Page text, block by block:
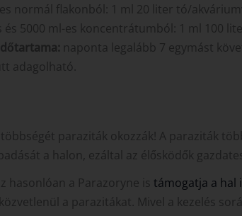
normál flakonból: 1 ml 20 liter tó/
és 5000 ml-es koncentrátumból: 1 ml 100
naponta legalább 7 egymást
adagolható.
paraziták okozzák! A paraziták
a halon, ezáltal az élősködők
hasonlóan a Parazoryne is támogatja a hal
a parazitákat. Mivel a kezelés